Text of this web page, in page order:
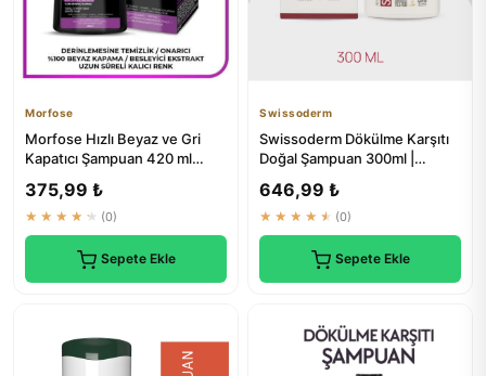
Morfose
Morfose Hızlı Beyaz ve Gri
Kapatıcı Şampuan 420 ml
375,99 ₺
★★★★★ (0)
Sepete Ekle
Swissoderm
Swissoderm Dökülme Karşıtı
Doğal Şampuan 300ml |
646,99 ₺
★★★★★ (0)
Sepete Ekle